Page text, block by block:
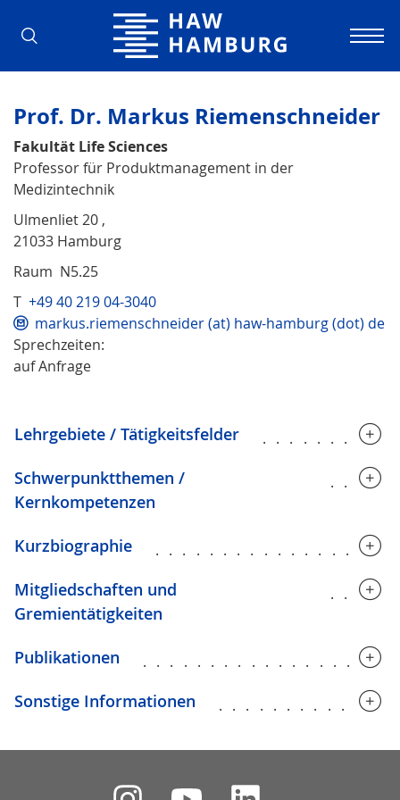
Hochschule für Angewandte
Prof. Dr. Markus Riemenschneider
Fakultät Life Sciences
Professor für Produktmanagement in der
Medizintechnik
Ulmenliet 20 ,
21033 Hamburg
Raum N5.25
T +49 40 219 04-3040
markus.riemenschneider (at) haw-hamburg (dot) de
Sprechzeiten:
auf Anfrage
Lehrgebiete / Tätigkeitsfelder
Schwerpunktthemen /
Kernkompetenzen
Kurzbiographie
Mitgliedschaften und
Gremientätigkeiten
Publikationen
Sonstige Informationen